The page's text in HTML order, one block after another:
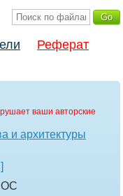
Реферат
ваши авторские
и архитектуры